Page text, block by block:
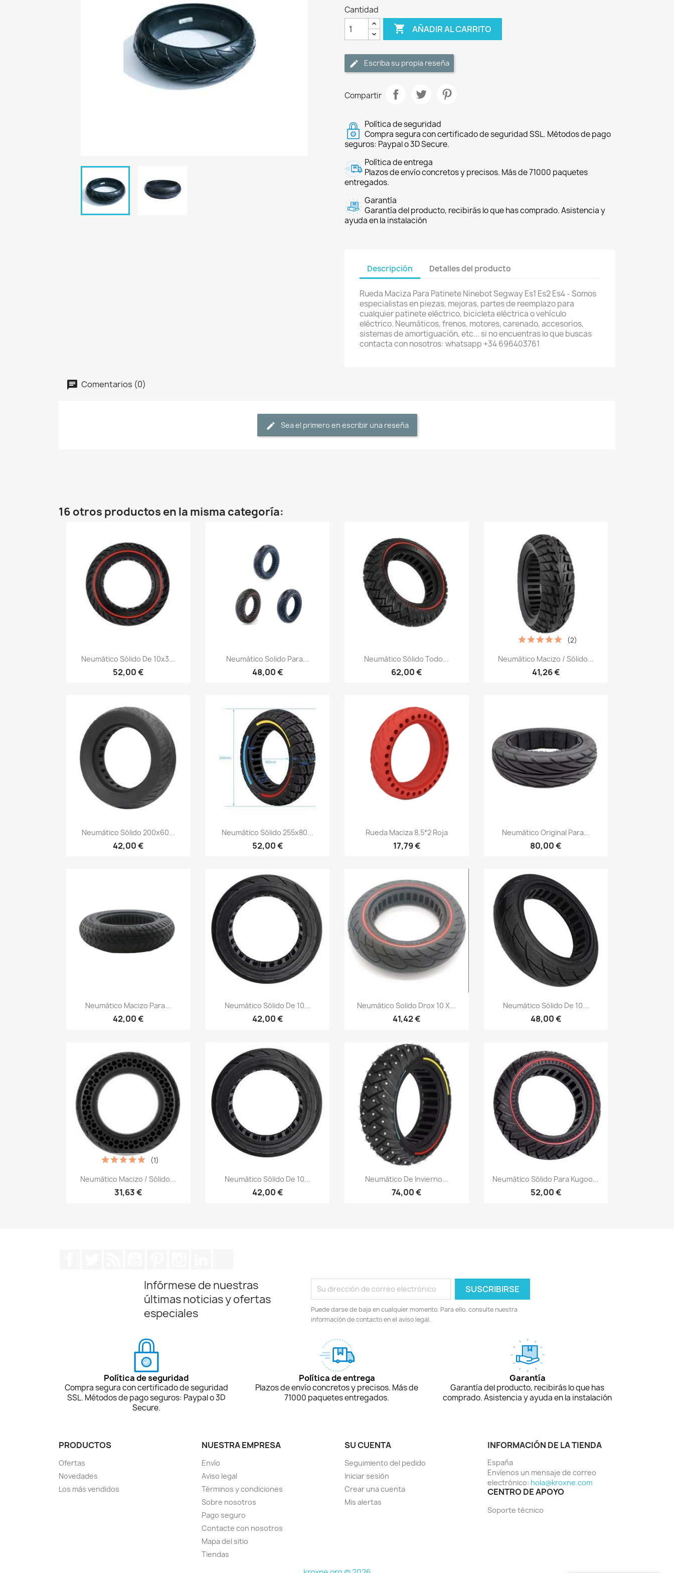
Cantidad
 AÑADIR AL CARRITO
Escriba su propia reseña
Compartir
Política de seguridad
Compra segura con certificado de seguridad SSL. Métodos de pago
seguros: Paypal o 3D Secure.
Política de entrega
Plazos de envío concretos y precisos. Más de 71000 paquetes
entregados.
Garantía
Garantía del producto, recibirás lo que has comprado. Asistencia y
ayuda en la instalación
Descripción Detalles del producto
Rueda Maciza Para Patinete Ninebot Segway Es1 Es2 Es4 - Somos
especialistas en piezas, mejoras, partes de reemplazo para
cualquier patinete eléctrico, bicicleta eléctrica o vehículo
eléctrico. Neumáticos, frenos, motores, carenado, accesorios,
sistemas de amortiguación, etc... si no encuentras lo que buscas
contacta con nosotros: whatsapp +34 696403761
Comentarios (0)
Sea el primero en escribir una reseña
16 otros productos en la misma categoría:
Vista rápida
Neumático Sólido De 10x3...
52,00 €
Vista rápida
Neumático Solido Para...
48,00 €
Vista rápida
Neumático Sólido Todo...
62,00 €
Vista rápida
Neumático Macizo / Sólido...
41,26 €
(2)
Vista rápida
Neumático Sólido 200x60...
42,00 €
Vista rápida
Neumático Sólido 255x80...
52,00 €
Vista rápida
Rueda Maciza 8,5*2 Roja
17,79 €
Vista rápida
Neumático Original Para...
80,00 €
Vista rápida
Neumático Macizo Para...
42,00 €
Vista rápida
Neumático Sólido De 10...
42,00 €
Vista rápida
Neumático Solido Drox 10 X...
41,42 €
Vista rápida
Neumático Sólido De 10...
48,00 €
Vista rápida
Neumático Macizo / Sólido...
31,63 €
(1)
Vista rápida
Neumático Sólido De 10...
42,00 €
Vista rápida
Neumático De Invierno...
74,00 €
Vista rápida
Neumático Sólido Para Kugoo...
52,00 €
Infórmese de nuestras
últimas noticias y ofertas
especiales
Puede darse de baja en cualquier momento. Para ello, consulte nuestra
información de contacto en el aviso legal.
Política de seguridad
Compra segura con certificado de seguridad
SSL. Métodos de pago seguros: Paypal o 3D
Secure.
Política de entrega
Plazos de envío concretos y precisos. Más de
71000 paquetes entregados.
Garantía
Garantía del producto, recibirás lo que has
comprado. Asistencia y ayuda en la instalación
PRODUCTOS
Ofertas
Novedades
Los más vendidos
NUESTRA EMPRESA
Envío
Aviso legal
Términos y condiciones
Sobre nosotros
Pago seguro
Contacte con nosotros
Mapa del sitio
Tiendas
SU CUENTA
Seguimiento del pedido
Iniciar sesión
Crear una cuenta
Mis alertas
INFORMACIÓN DE LA TIENDA
España
Envíenos un mensaje de correo
electrónico: hola@kroxne.com
CENTRO DE APOYO
Soporte técnico